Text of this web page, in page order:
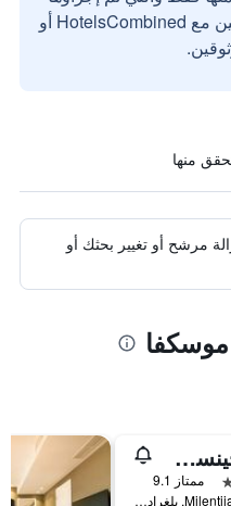
بواسطة مستخدمين حقيقيين مع HotelsCombined أو
مرشح أو تغيير بحثك أو
حياة ريجينسي بلغراد
ممتاز 9.1
Milentija Popovica 5, بلغراد, صربيا